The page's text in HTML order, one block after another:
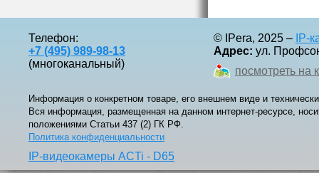
Телефон:
+7 (495) 989-98-13
(многоканальный)
© IPera, 2025 – IP-
Адрес: ул.
посмотреть на
Информация о конкретном товаре, его внешнем виде и
Вся информация, размещенная на данном интернет-ресурсе,
положениями Статьи 437 (2) ГК РФ.
Политика конфиденциальности
IP-видеокамеры ACTi - D65